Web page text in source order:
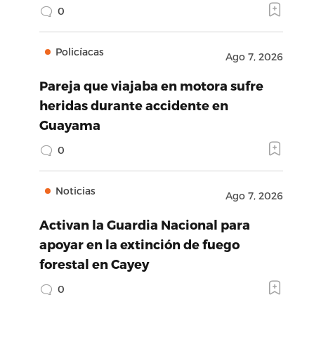
0
Policíacas Ago 7, 2026
Pareja que viajaba en motora sufre
heridas durante accidente en
Guayama
0
Noticias Ago 7, 2026
Activan la Guardia Nacional para
apoyar en la extinción de fuego
forestal en Cayey
0